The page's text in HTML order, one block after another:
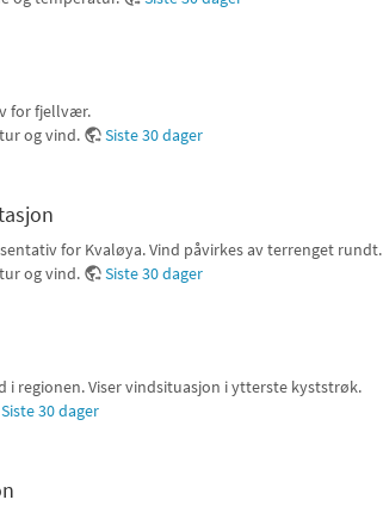
for fjellvær.
og vind.
Siste 30 dager
for Kvaløya. Vind påvirkes av terrenget rundt.
og vind.
Siste 30 dager
i regionen. Viser vindsituasjon i ytterste kyststrøk.
Siste 30 dager